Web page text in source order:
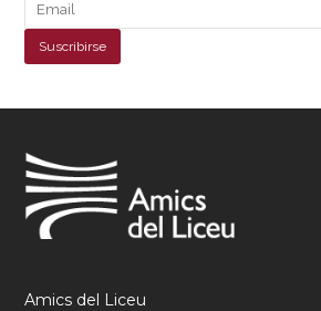
Amics del Liceu